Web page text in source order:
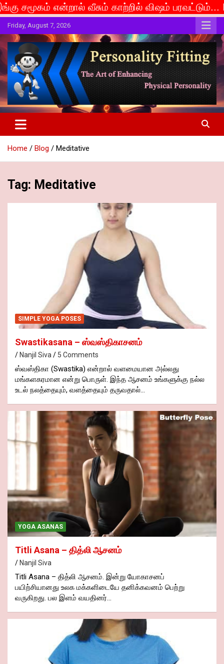
வீசும் காற்றில் விஷம் பரவட்டும்... If caste is
Skip
to
content
Friday, August 7, 2026
Personality Fitting
The Art of Enhancing Physical Personality
Home Blog Meditative
Tag: Meditative
SIMPLE YOGA POSES
Swastikasana – ஸ்வஸ்திகாசனம்
Nanjil Siva 5 Comments
ஸ்வஸ்திகா (Swastika) என்றால் வளமையான அல்லது
மங்களகரமான என்று பொருள். இந்த ஆசனம் உங்களுக்கு நல்ல
உடல் நலத்தையும், வளத்தையும் தருவதால்…
YOGA ASANAS
Titli Asana – தித்லி ஆசனம்
Nanjil Siva
Titli Asana – தித்லி ஆசனம். இன்று யோகாசனப்
பயிற்சியானது உலக மக்களிடையே தனிக்கவனம் பெற்று
வருகிறது. பல இளம் வயதினர்…